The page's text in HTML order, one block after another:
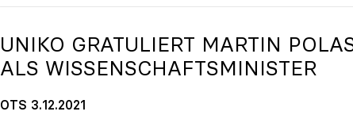
UNIKO GRATULIERT MARTIN
ALS WISSENSCHAFTSMINISTER
OTS 3.12.2021